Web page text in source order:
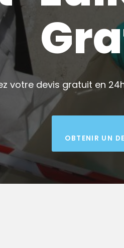
votre devis gratuit en
OBTENIR UN